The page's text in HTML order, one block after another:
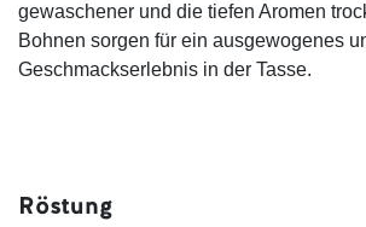
gewaschener und die tiefen Aromen
Bohnen sorgen für ein ausgewogenes
Geschmackserlebnis in der Tasse.
Röstung